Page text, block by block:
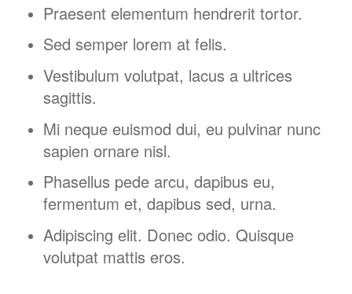
Praesent elementum hendrerit tortor.
Sed semper lorem at felis.
Vestibulum volutpat, lacus a ultrices
sagittis.
Mi neque euismod dui, eu pulvinar nunc
sapien ornare nisl.
Phasellus pede arcu, dapibus eu,
fermentum et, dapibus sed, urna.
Adipiscing elit. Donec odio. Quisque
volutpat mattis eros.